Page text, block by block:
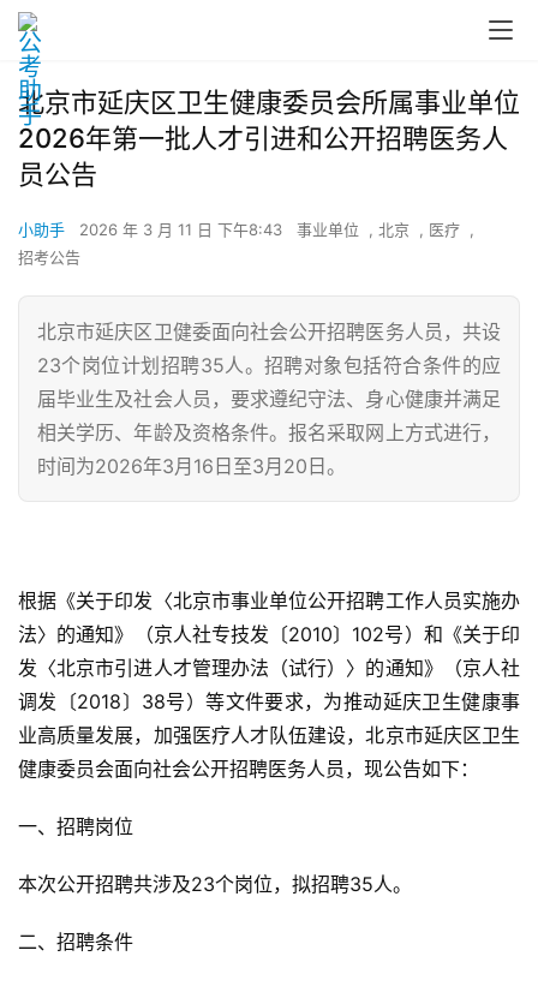
北京市延庆区卫生健康委员会所属事业单位
2026年第一批人才引进和公开招聘医务人
员公告
小助手 2026 年 3 月 11 日 下午8:43 事业单位 , 北京 , 医疗
,
招考公告
北京市延庆区卫健委面向社会公开招聘医务人员，共设
23个岗位计划招聘35人。招聘对象包括符合条件的应
届毕业生及社会人员，要求遵纪守法、身心健康并满足
相关学历、年龄及资格条件。报名采取网上方式进行，
时间为2026年3月16日至3月20日。
根据《关于印发〈北京市事业单位公开招聘工作人员实施办
法〉的通知》（京人社专技发〔2010〕102号）和《关于印
发〈北京市引进人才管理办法（试行）〉的通知》（京人社
调发〔2018〕38号）等文件要求，为推动延庆卫生健康事
业高质量发展，加强医疗人才队伍建设，北京市延庆区卫生
健康委员会面向社会公开招聘医务人员，现公告如下：
一、招聘岗位
本次公开招聘共涉及23个岗位，拟招聘35人。
二、招聘条件